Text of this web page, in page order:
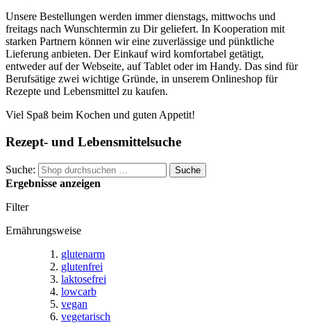
Unsere Bestellungen werden immer dienstags, mittwochs und
freitags nach Wunschtermin zu Dir geliefert. In Kooperation mit
starken Partnern können wir eine zuverlässige und pünktliche
Lieferung anbieten. Der Einkauf wird komfortabel getätigt,
entweder auf der Webseite, auf Tablet oder im Handy. Das sind für
Berufsätige zwei wichtige Gründe, in unserem Onlineshop für
Rezepte und Lebensmittel zu kaufen.
Viel Spaß beim Kochen und guten Appetit!
Rezept- und Lebensmittelsuche
Suche: Suche
Ergebnisse anzeigen
Filter
Ernährungsweise
glutenarm
glutenfrei
laktosefrei
lowcarb
vegan
vegetarisch